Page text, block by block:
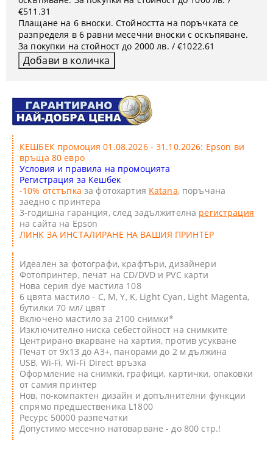
КЕШБЕК промоция 01.08.2026 - 31.10.2026: Epson ви
връща 80 евро
Условия и правила на промоцията
Регистрация за Кешбек
-10% отстъпка за фотохартия Katana, поръчана
заедно с принтера
3-годишна гаранция, след задължителна регистрация
на сайта на Epson
ЛИНК ЗА ИНСТАЛИРАНЕ НА ВАШИЯ ПРИНТЕР
Идеален за фотографи, крафтъри, дизайнери
Фотопринтер, печат на CD/DVD и PVC карти
Нова серия dye мастила 108
6 цвята мастило - C, M, Y, K, Light Cyan, Light Magenta​,
бутилки 70 мл/ цвят
Включено мастило за 2100 снимки*
Изключително ниска себестойност на снимките
Центрирано вкарване на хартия, против усукване
Печат от 9х13 до А3+, панорами до 2 м дължина
USB, Wi-Fi, Wi-Fi Direct връзка
Оформление на снимки, графици, картички, опаковки
от самия принтер
Нов, по-компактен дизайн и допълнителни функции
спрямо предшественика L1800
Ресурс 50000 разпечатки
Допустимо месечно натоварване - до 800 стр.!
€511.31
Плащане на 6 вноски. Стойността на поръчката се
разпределя в 6 равни месечни вноски с оскъпяване.
За покупки на стойност до 2000 лв. / €1022.61